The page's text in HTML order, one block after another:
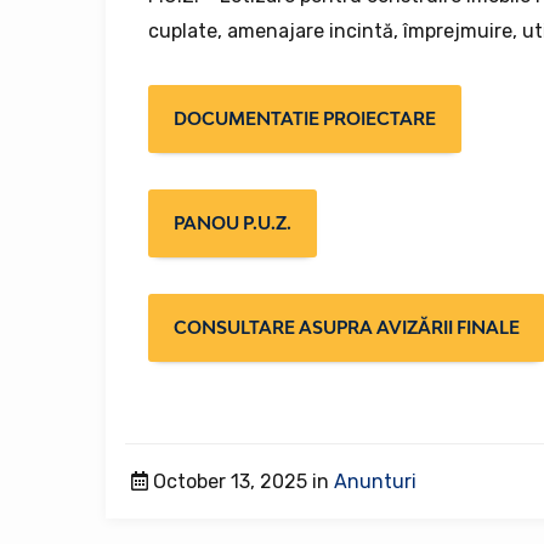
cuplate, amenajare incintă, împrejmuire,
DOCUMENTATIE PROIECTARE
PANOU P.U.Z.
CONSULTARE ASUPRA AVIZĂRII FINALE
October 13, 2025 in Anunturi